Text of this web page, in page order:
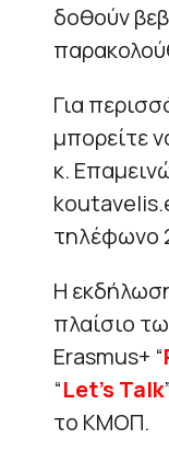
δοθούν
Για
μπορείτε
κ.
τηλέφωνο
Η
πλαίσιο
Erasmus+ “
“Let’s Talk
το ΚΜΟΠ.